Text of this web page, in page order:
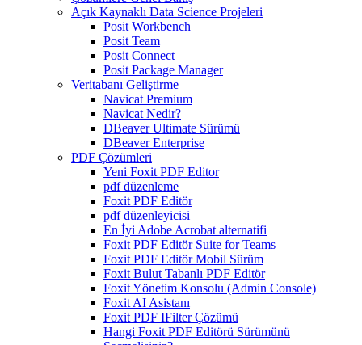
Açık Kaynaklı Data Science Projeleri
Posit Workbench
Posit Team
Posit Connect
Posit Package Manager
Veritabanı Geliştirme
Navicat Premium
Navicat Nedir?
DBeaver Ultimate Sürümü
DBeaver Enterprise
PDF Çözümleri
Yeni Foxit PDF Editor
pdf düzenleme
Foxit PDF Editör
pdf düzenleyicisi
En İyi Adobe Acrobat alternatifi
Foxit PDF Editör Suite for Teams
Foxit PDF Editör Mobil Sürüm
Foxit Bulut Tabanlı PDF Editör
Foxit Yönetim Konsolu (Admin Console)
Foxit AI Asistanı
Foxit PDF IFilter Çözümü
Hangi Foxit PDF Editörü Sürümünü